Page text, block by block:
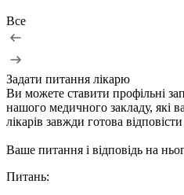
Все
Задати питання лікарю
Ви можете ставити профільні
нашого медичного закладу, які
лікарів завжди готова
Ваше питання і відповідь на
Питань: